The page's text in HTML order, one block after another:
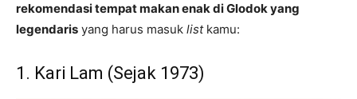
rekomendasi tempat makan enak di Glodok yang
legendaris yang harus masuk listkamu:
1. Kari Lam (Sejak 1973)